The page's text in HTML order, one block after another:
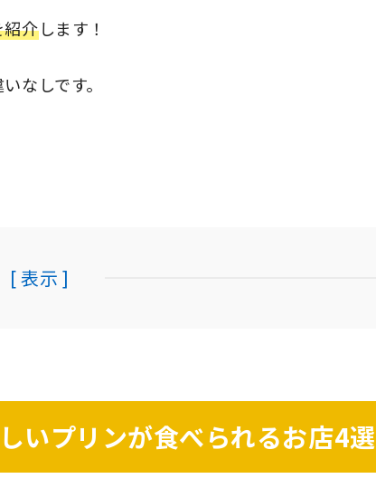
紹介します！
なしです。
[ 表示 ]
いプリンが食べられるお店4選